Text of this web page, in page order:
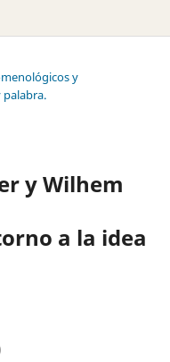
y
y Wilhem
a la idea